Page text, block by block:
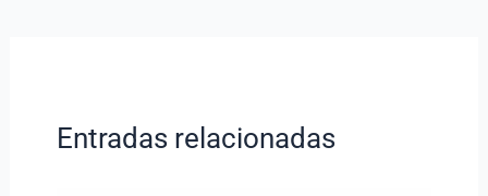
Entradas relacionadas